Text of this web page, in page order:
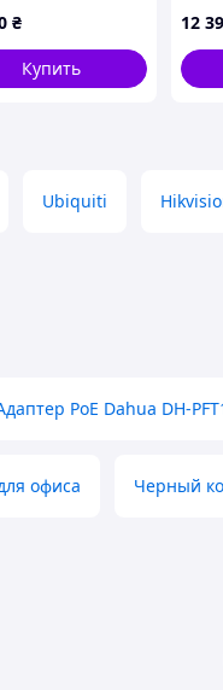
₴
Купить
12
Ubiquiti
PoE Dahua DH-
офиса Черный